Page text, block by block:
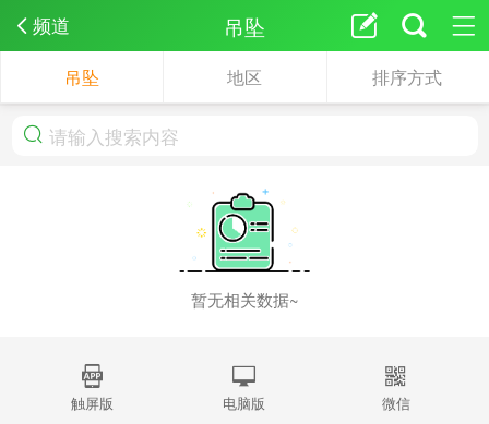
频道 吊坠
吊坠 地区 排序方式
暂无相关数据~
触屏版 电脑版 微信